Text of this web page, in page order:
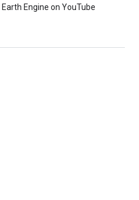
Earth Engine on YouTube